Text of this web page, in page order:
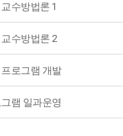
수방법론 1
수방법론 2
로그램 개발
램 일과운영